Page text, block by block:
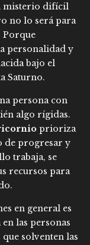
misterio difícil
no lo será para
Porque
personalidad y
bajo el
Saturno.
persona con
algo rígidas.
prioriza
de progresar y
trabaja, se
recursos para
en general es
las personas
solventen las